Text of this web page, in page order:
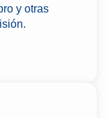
y otras